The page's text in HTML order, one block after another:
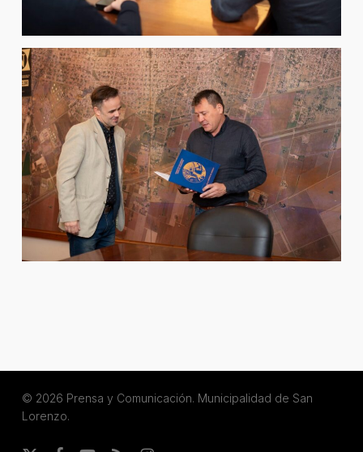
© 2026 Prensa y Comunicación. Municipalidad de San
Lorenzo.